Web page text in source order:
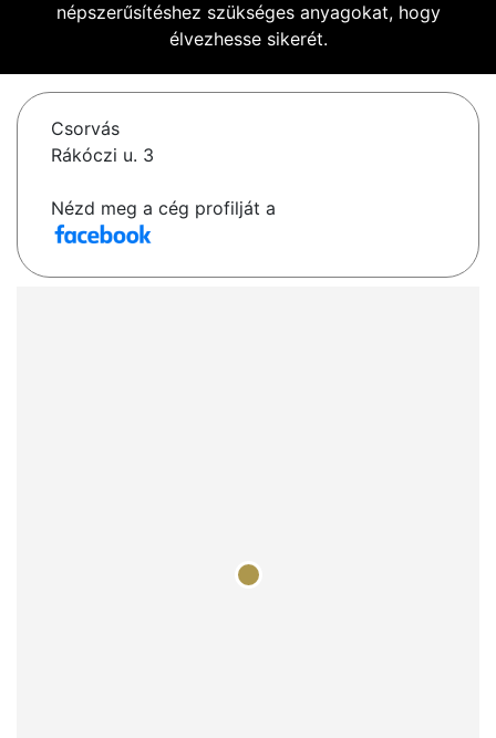
népszerűsítéshez szükséges anyagokat, hogy
élvezhesse sikerét.
Csorvás
Rákóczi u. 3
Nézd meg a cég profilját a